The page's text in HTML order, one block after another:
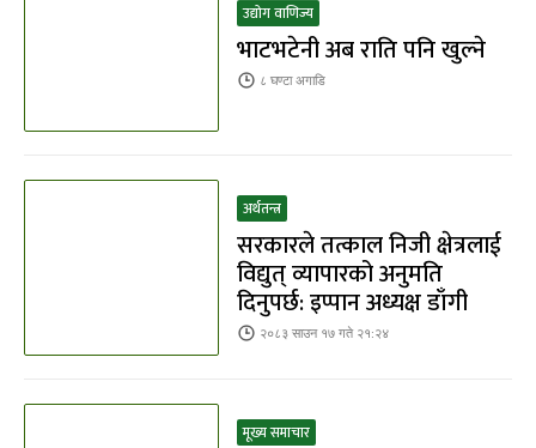
उद्योग वाणिज्य
भाटभटेनी अब राति पनि खुल्ने
८ घण्टाअगाडि
अर्थतन्त्र
सरकारले तत्काल निजी क्षेत्रलाई
विद्युत् व्यापारको अनुमति
दिनुपर्छ: इप्पान अध्यक्ष डाँगी
२०८३ साउन १७ गते २१:२४
मूख्य समाचार